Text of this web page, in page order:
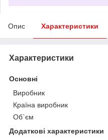
Опис Характеристики
Характеристики
Основні
Виробник
Країна виробник
Об`єм
Додаткові характеристики